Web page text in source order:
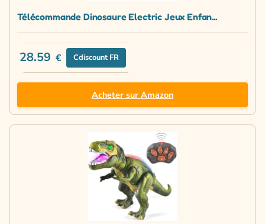
Télécommande Dinosaure Electric Jeux Enfan...
28.59 € Cdiscount FR
Acheter sur Amazon